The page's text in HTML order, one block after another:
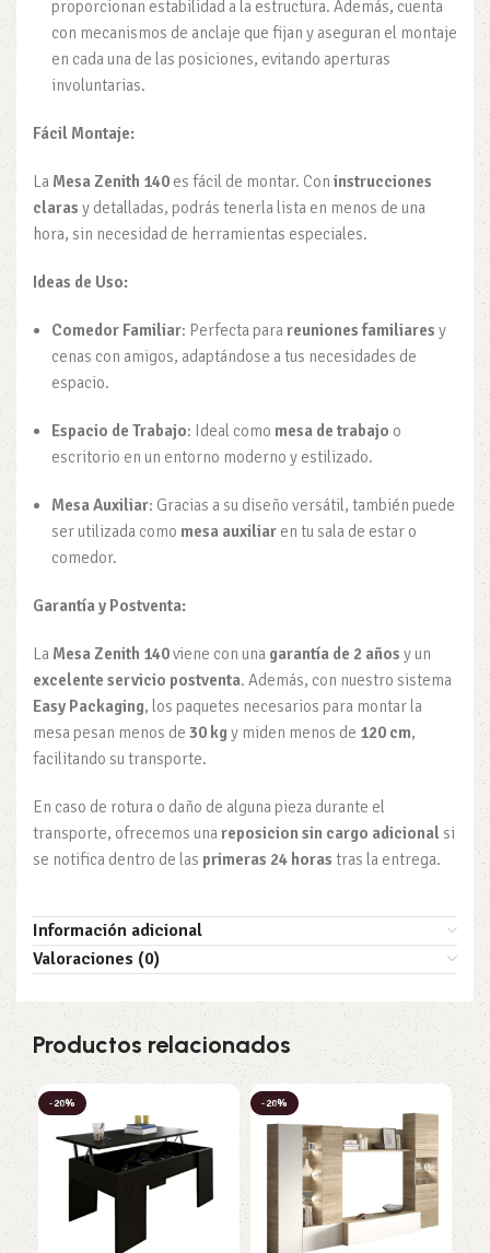
proporcionan estabilidad a la estructura. Además, cuenta
con mecanismos de anclaje que fijan y aseguran el montaje
en cada una de las posiciones, evitando aperturas
involuntarias.
Fácil Montaje:
La Mesa Zenith 140 es fácil de montar. Con instrucciones
claras y detalladas, podrás tenerla lista en menos de una
hora, sin necesidad de herramientas especiales.
Ideas de Uso:
Comedor Familiar: Perfecta parareuniones familiares y
cenas con amigos, adaptándose a tus necesidades de
espacio.
Espacio de Trabajo: Ideal como mesa de trabajo o
escritorio en un entorno moderno y estilizado.
Mesa Auxiliar: Gracias a su diseño versátil, también puede
ser utilizada como mesa auxiliar en tu sala de estar o
comedor.
Garantía y Postventa:
La Mesa Zenith 140viene con una garantía de 2 años y un
excelente servicio postventa. Además, con nuestro sistema
Easy Packaging, los paquetes necesarios para montar la
mesa pesan menos de 30 kgy miden menos de 120 cm,
facilitando su transporte.
En caso de rotura o daño de alguna pieza durante el
transporte, ofrecemos unareposicion sin cargo adicional si
se notifica dentro de las primeras 24 horas tras la entrega.
Información adicional
Valoraciones (0)
Productos relacionados
-20% -20% -